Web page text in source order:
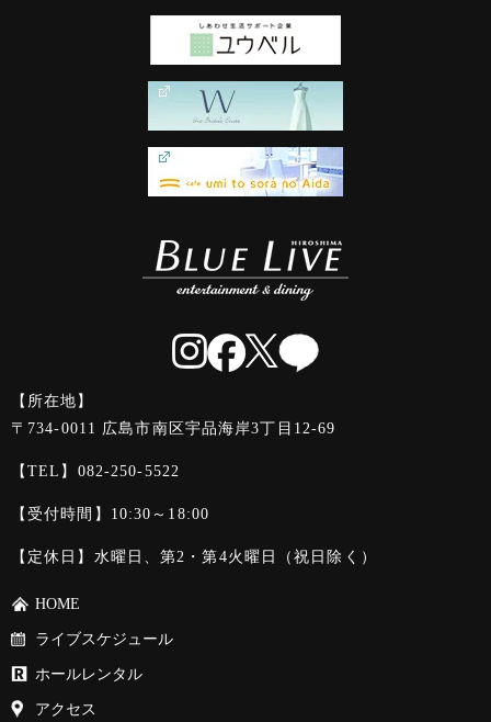
【所在地】
〒734-0011 広島市南区宇品海岸3丁目12-69
【TEL】 082-250-5522
【受付時間】10:30～18:00
【定休日】水曜日、第2・第4火曜日（祝日除く）
HOME
ライブスケジュール
ホールレンタル
アクセス